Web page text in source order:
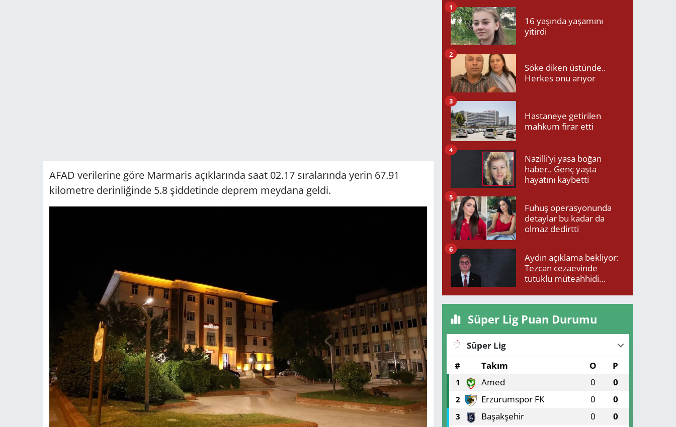
AFAD verilerine göre Marmaris açıklarında saat 02.17 sıralarında yerin 67.91
kilometre derinliğinde 5.8 şiddetinde deprem meydana geldi.
16 yaşında yaşamını
yitirdi
1
Söke diken üstünde..
Herkes onu arıyor
2
Hastaneye getirilen
mahkum firar etti
3
Nazilli’yi yasa boğan
haber.. Genç yaşta
hayatını kaybetti
4
Fuhuş operasyonunda
detaylar bu kadar da
olmaz dedirtti
5
Aydın açıklama bekliyor:
Tezcan cezaevinde
tutuklu müteahhidi
6
Süper Lig Puan Durumu
Süper Lig
#
Takım O P
1 Amed 0 0
2 Erzurumspor FK 0 0
3 Başakşehir 0 0